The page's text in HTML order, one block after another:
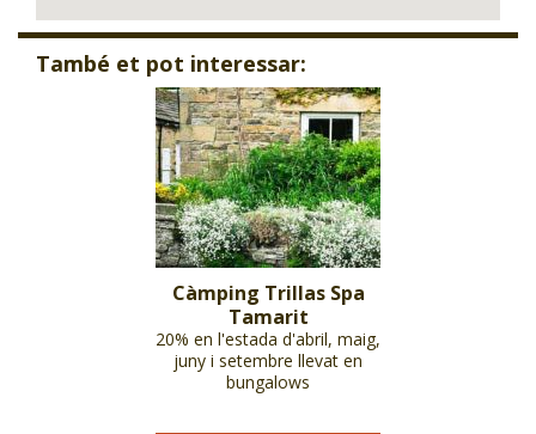
També et pot interessar:
Càmping Trillas Spa
Tamarit
20% en l'estada d'abril, maig,
juny i setembre llevat en
bungalows